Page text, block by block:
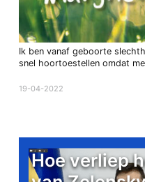
Ik ben vanaf geboorte
snel hoortoestellen omdat
19-04-2022
Hoe verliep